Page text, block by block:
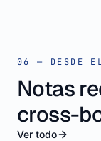
06 — DESDE
Notas
cross-
Ver todo